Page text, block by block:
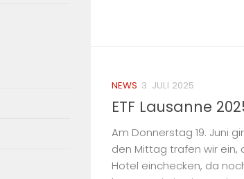
NEWS 3. JULI 2025
ETF Lausanne
Am Donnerstag 19. Juni
den Mittag trafen wir ein,
Hotel einchecken, da